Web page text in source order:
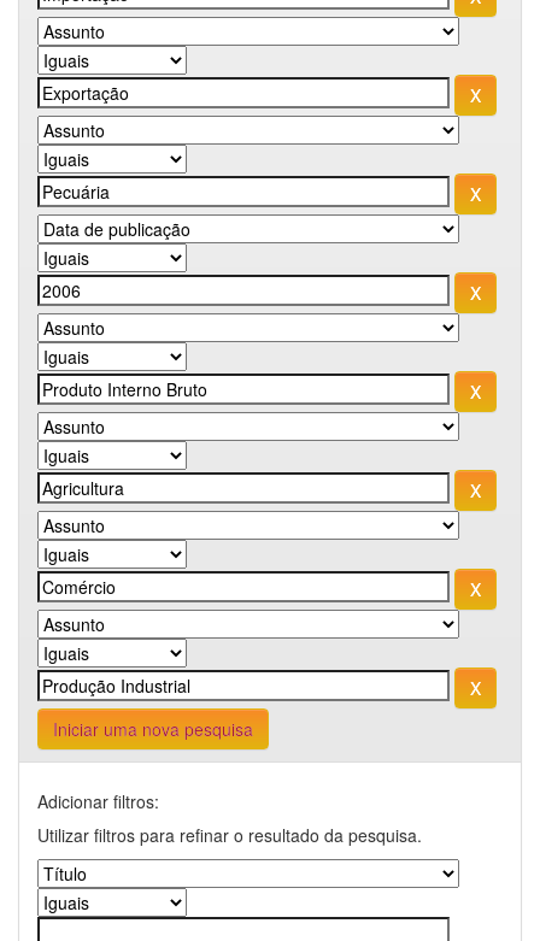
Iniciar uma nova pesquisa
Adicionar filtros:
Utilizar filtros para refinar o resultado da pesquisa.